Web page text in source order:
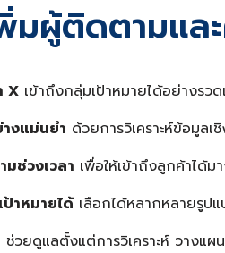
ผู้ติดตามแล
X เข้าถึงกลุ่มเป้าหมายได้อย่างรวด
งแม่นยำ ด้วยการวิเคราะห์ข้อมูลเ
ช่วงเวลา เพื่อให้เข้าถึงลูกค้าได้ม
ป้าหมายได้ เลือกได้หลากหลายรูปแ
วยดูแลตั้งแต่การวิเคราะห์ วาง